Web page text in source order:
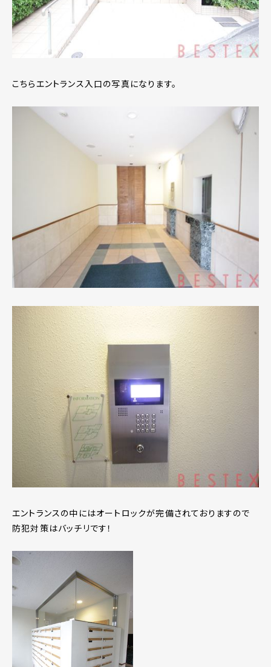
こちらエントランス入口の写真になります。
エントランスの中にはオートロックが完備されておりますので
防犯対策はバッチリです！